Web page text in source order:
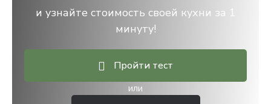
и узнайте стоимость своей кухни за 1
минуту!
Пройти тест
или